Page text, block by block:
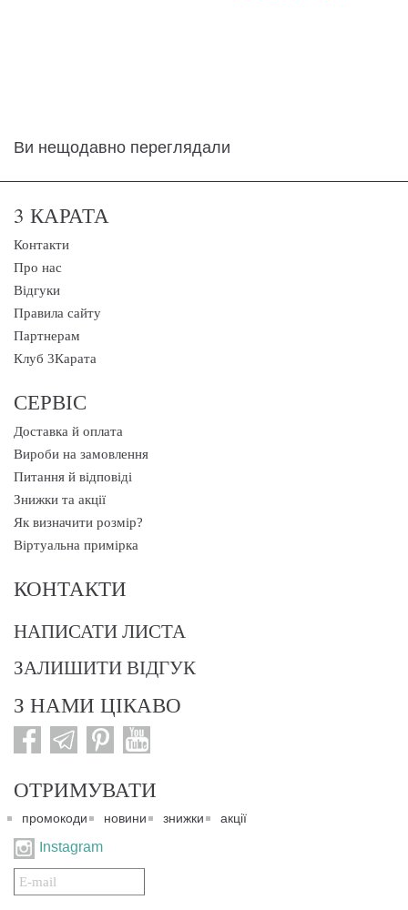
Ви нещодавно переглядали
3 КАРАТА
Контакти
Про нас
Відгуки
Правила сайту
Партнерам
Клуб 3Карата
СЕРВІС
Доставка й оплата
Вироби на замовлення
Питання й відповіді
Знижки та акції
Як визначити розмір?
Віртуальна примірка
КОНТАКТИ
НАПИСАТИ ЛИСТА
ЗАЛИШИТИ ВІДГУК
З НАМИ ЦІКАВО
ОТРИМУВАТИ
промокоди новини знижки акції
Instagram
Подписаться
на